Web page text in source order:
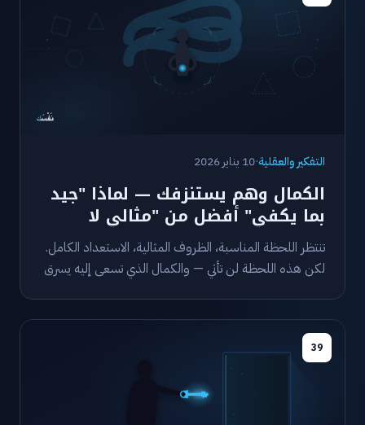
التفكير والعقلية·10 يناير 2026
الكمال وهم يستنزفك — لماذا "جيد
بما يكفي" أفضل من "مثالي لا
يحدث"
تنتظر اللحظة المناسبة، الظروف المثالية، الاستعداد الكامل.
لكن هذه اللحظة لن تأتي — والكمال الذي تسعى إليه يسرق
39